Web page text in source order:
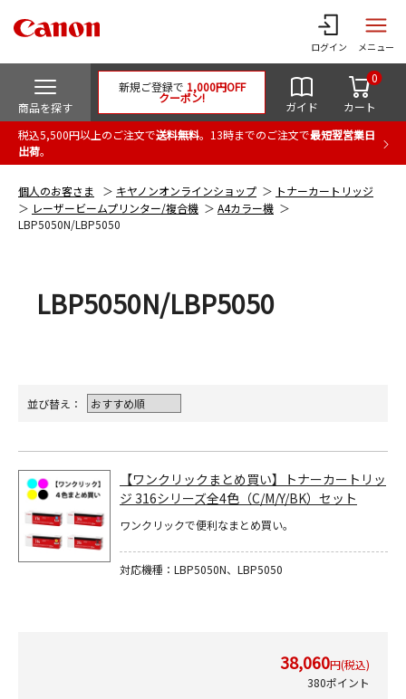
ログイン メニュー
商品を探す
新規ご登録で 1,000円OFF
クーポン!
ガイド カート
0
税込5,500円以上のご注文で送料無料。13時までのご注文で最短翌営業日
出荷。
個人のお客さま キヤノンオンラインショップ
トナーカートリッジ
レーザービームプリンター/複合機
A4カラー機
LBP5050N/LBP5050
LBP5050N/LBP5050
並び替え：
【ワンクリックまとめ買い】トナーカートリッ
ジ 316シリーズ全4色（C/M/Y/BK）セット
ワンクリックで便利なまとめ買い。
対応機種：LBP5050N、LBP5050
38,060円(税込)
380ポイント